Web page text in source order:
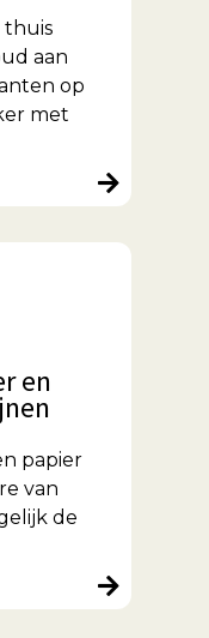
thuis
aan
op
met
en
papier
van
de